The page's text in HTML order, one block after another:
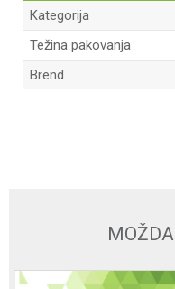
Kategorija
Težina pakovanja
Brend
Poruka